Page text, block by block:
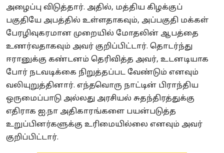
அழைப்பு விடுத்தார். அதில், மத்திய கிழக்குப்
பகுதியே அபத்தில் உள்ளதாகவும், அப்பகுதி மக்கள்
பேரழிவுகரமான முறையில் மோதலின் ஆபத்தை
உணர்வதாகவும் அவர் குறிப்பிட்டார். தொடர்ந்து
ஈரானுக்கு கண்டனம் தெரிவித்த அவர், உடனடியாக
போர் நடவடிக்கை நிறுத்தப்பட வேண்டும் எனவும்
வலியுறுத்தினார். எந்தவொரு நாட்டின் பிராந்திய
ஒருமைப்பாடு அல்லது அரசியல் சுதந்திரத்துக்கு
எதிராக ஐ.நா அதிகாரங்களை பயன்படுத்த
உறுப்பினர்களுக்கு உரிமையில்லை எனவும் அவர்
குறிப்பிட்டார்.